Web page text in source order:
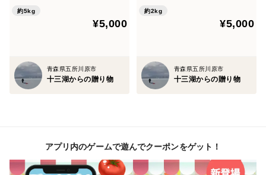
約5kg
¥5,000
青森県五所川原市
十三湖からの贈り物
約2kg
¥5,000
青森県五所川原市
十三湖からの贈り物
アプリ内のゲームで遊んでクーポンをゲット！